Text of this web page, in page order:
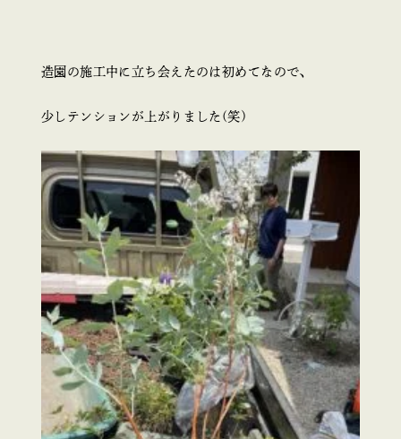
造園の施工中に立ち会えたのは初めてなので、
少しテンションが上がりました(笑)